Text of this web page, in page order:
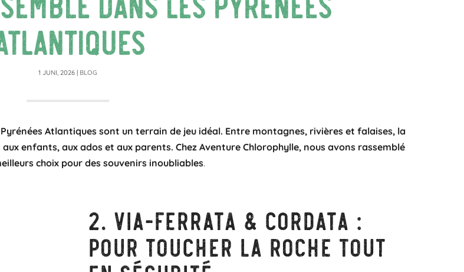
1 JUNI, 2026 | BLOG
Atlantiques sont un terrain de jeu idéal. Entre montagnes, rivières et falaises, la
enfants, aux ados et aux parents. Chez Aventure Chlorophylle, nous avons rassemblé
choix pour des souvenirs inoubliables.
2. Via-ferrata & cordata :
pour toucher la roche tout